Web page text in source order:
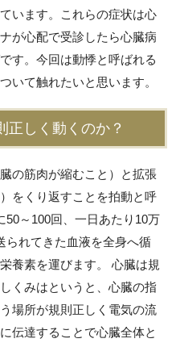
います。これらの症状は心
が心配で受診したら心臓病
す。今回は動悸と呼ばれる
いて触れたいと思います。
正しく動くのか？
の筋肉が縮むこと）と拡張
をくり返すことを拍動と呼
～100回、一日あたり10万
られてきた血液を全身へ循
養素を運びます。 心臓は規
くみはというと、心臓の指
場所が規則正しく電気の流
伝達することで心臓全体と